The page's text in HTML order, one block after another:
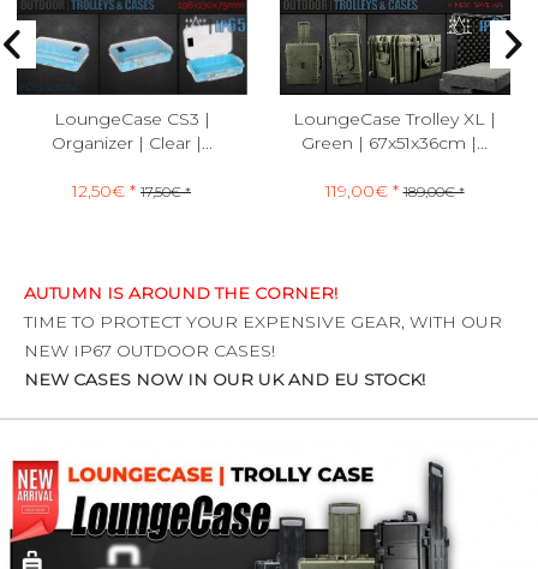
LoungeCase CS3 |
Organizer | Clear |...
12,50€ * 17,50€ *
LoungeCase Trolley XL |
Green | 67x51x36cm |...
119,00€ * 189,00€ *
AUTUMN IS AROUND THE CORNER!
TIME TO PROTECT YOUR EXPENSIVE GEAR, WITH OUR
NEW IP67 OUTDOOR CASES!
NEW CASES NOW IN OUR UK AND EU STOCK!